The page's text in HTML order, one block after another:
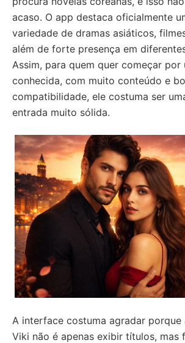
acaso. O app destaca oficialmente
variedade de dramas asiáticos,
além de forte presença em
Assim, para quem quer começar por
conhecida, com muito conteúdo e
compatibilidade, ele costuma ser
entrada muito sólida.
A interface costuma agradar
Viki não é apenas exibir títulos, mas